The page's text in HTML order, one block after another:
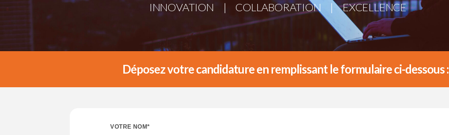
INNOVATION | COLLABORATION | EXCELLENCE
Déposez votre candidature en remplissant le formulaire ci-dessous :
VOTRE NOM*